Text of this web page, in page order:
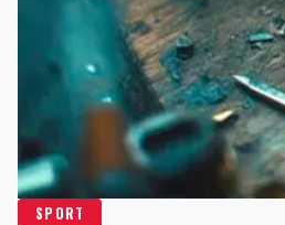
SPORT